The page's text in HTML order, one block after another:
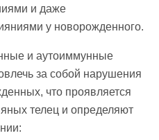
и даже
у новорожденного.
и аутоиммунные
за собой нарушения
что проявляется
телец и определяют